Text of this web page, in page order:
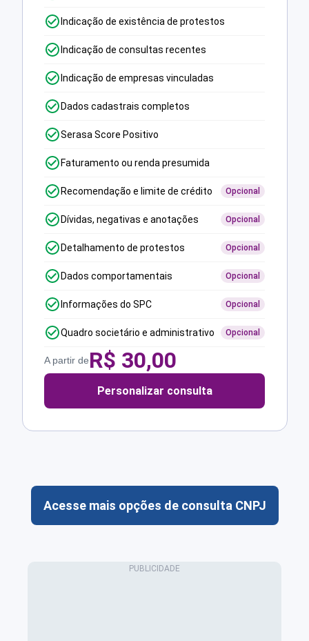
Indicação de existência de protestos
Indicação de consultas recentes
Indicação de empresas vinculadas
Dados cadastrais completos
Serasa Score Positivo
Faturamento ou renda presumida
Recomendação e limite de crédito Opcional
Dívidas, negativas e anotações Opcional
Detalhamento de protestos Opcional
Dados comportamentais Opcional
Informações do SPC Opcional
Quadro societário e administrativo Opcional
A partir deR$ 30,00
Personalizar consulta
Acesse mais opções de consulta CNPJ